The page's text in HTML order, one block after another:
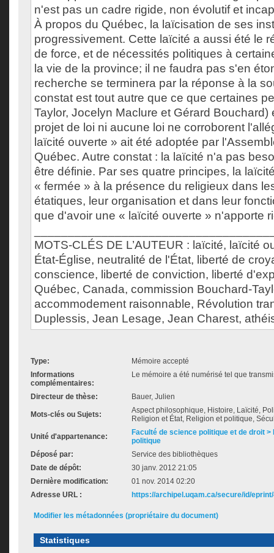
n'est pas un cadre rigide, non évolutif et
À propos du Québec, la laïcisation de ses
progressivement. Cette laïcité a aussi été le
de force, et de nécessités politiques à
la vie de la province; il ne faudra pas s'en
recherche se terminera par la réponse à la
constat est tout autre que ce que certaines
Taylor, Jocelyn Maclure et Gérard Bouchard)
projet de loi ni aucune loi ne corroborent
laïcité ouverte » ait été adoptée par
Québec. Autre constat : la laïcité n'a pas
être définie. Par ses quatre principes, la
« fermée » à la présence du religieux dans
étatiques, leur organisation et dans leur
que d'avoir une « laïcité ouverte » n'apporte
MOTS-CLÉS DE L’AUTEUR : laïcité, laïcité
État-Église, neutralité de l'État, liberté de
conscience, liberté de conviction, liberté
Québec, Canada, commission Bouchard-
accommodement raisonnable, Révolution
Duplessis, Jean Lesage, Jean Charest,
Type:
Mémoire accepté
Informations
complémentaires:
Le mémoire a été numérisé tel que
Directeur de thèse: Bauer, Julien
Mots-clés ou Sujets:
Aspect philosophique, Histoire, Laïcité,
Religion et État, Religion et politique,
Unité d'appartenance:
Faculté de science politique et de droit
politique
Déposé par:
Service des bibliothèques
Date de dépôt:
30 janv. 2012 21:05
Dernière modification:
01 nov. 2014 02:20
Adresse URL :
https://archipel.uqam.ca/secure/id/
Modifier les métadonnées (propriétaire du document)
Statistiques